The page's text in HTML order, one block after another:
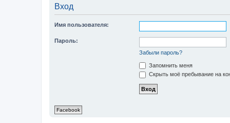
Вход
Имя пользователя:
Пароль:
Забыли пароль?
Запомнить меня
Скрыть моё пребывание на
Facebook